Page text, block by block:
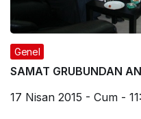
Genel
SAMAT GRUBUNDAN
17 Nisan 2015 - Cum -